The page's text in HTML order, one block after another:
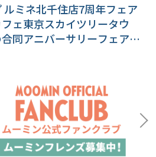
ミネ北千住店7周年フェア
ェ東京スカイツリータウ
同アニバーサリーフェアも